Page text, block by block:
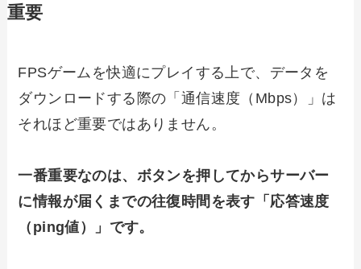
重要
FPSゲームを快適にプレイする上で、データを
ダウンロードする際の「通信速度（Mbps）」は
それほど重要ではありません。
一番重要なのは、ボタンを押してからサーバー
に情報が届くまでの往復時間を表す「応答速度
（ping値）」です。